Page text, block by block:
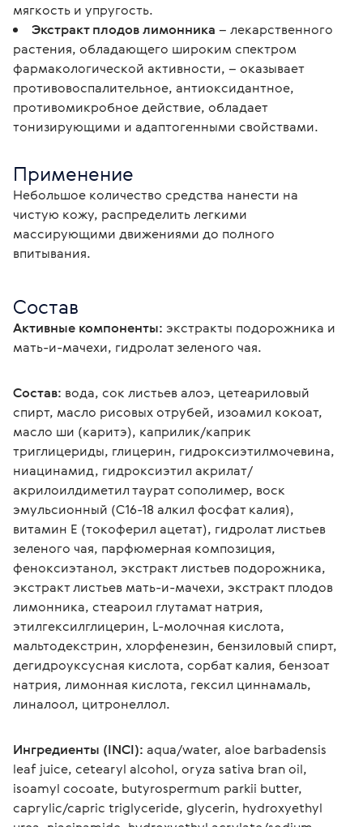
мягкость и упругость.
Экстракт плодов лимонника – лекарственного
растения, обладающего широким спектром
фармакологической активности, – оказывает
противовоспалительное, антиоксидантное,
противомикробное действие, обладает
тонизирующими и адаптогенными свойствами.
Применение
Небольшое количество средства нанести на
чистую кожу, распределить легкими
массирующими движениями до полного
впитывания.
Состав
Активные компоненты: экстракты подорожника и
мать-и-мачехи, гидролат зеленого чая.
Состав: вода, сок листьев алоэ, цетеариловый
спирт, масло рисовых отрубей, изоамил кокоат,
масло ши (каритэ), каприлик/каприк
триглицериды, глицерин, гидроксиэтилмочевина,
ниацинамид, гидроксиэтил акрилат/
акрилоилдиметил таурат сополимер, воск
эмульсионный (С16-18 алкил фосфат калия),
витамин Е (токоферил ацетат), гидролат листьев
зеленого чая, парфюмерная композиция,
феноксиэтанол, экстракт листьев подорожника,
экстракт листьев мать-и-мачехи, экстракт плодов
лимонника, стеароил глутамат натрия,
этилгексилглицерин, L-молочная кислота,
мальтодекстрин, хлорфенезин, бензиловый спирт,
дегидроуксусная кислота, сорбат калия, бензоат
натрия, лимонная кислота, гексил циннамаль,
линалоол, цитронеллол.
Ингредиенты (INCI): aqua/water, aloe barbadensis
leaf juice, cetearyl alcohol, oryza sativa bran oil,
isoamyl cocoate, butyrospermum parkii butter,
caprylic/capric triglyceride, glycerin, hydroxyethyl